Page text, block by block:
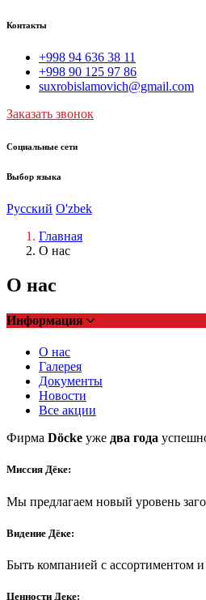
Контакты
+998 94 636 38 11
+998 90 125 97 86
suxrobislamovich@gmail.com
Заказать звонок
Социальные сети
Выбор языка
Русский O'zbek
Главная
О нас
О нас
Информация
О нас
Галерея
Документы
Новости
Все акции
Фирма Döcke уже два года
Миссия Дёке:
Мы предлагаем новый уровень
Видение Дёке:
Быть компанией с ассортиментом
Ценности Деке: